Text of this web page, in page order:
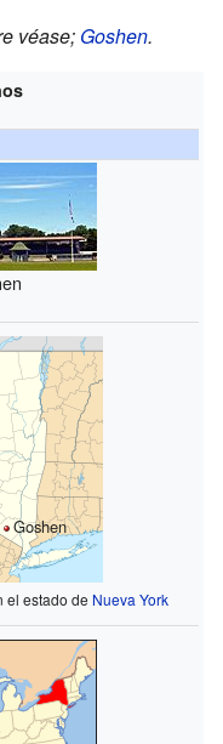
véase; Goshen.
Goshen
el estado de Nueva York